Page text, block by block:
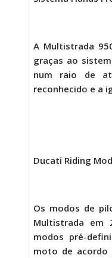
A Multistrada
graças ao
num raio de
reconhecido e a
Ducati Riding
Os modos de
Multistrada em
modos pré-
moto de acordo